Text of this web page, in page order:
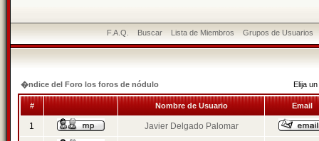
F.A.Q. Buscar Lista de Miembros Grupos de Usuarios
�ndice del Foro los foros de nódulo Elija
# Nombre de Usuario Email
1 Javier Delgado Palomar